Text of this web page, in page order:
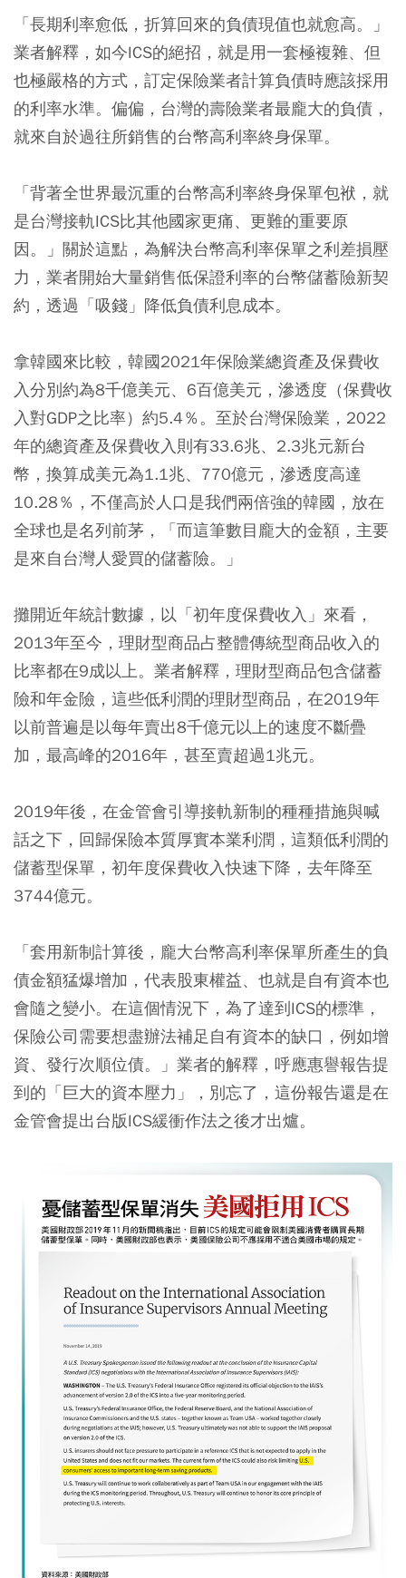
「長期利率愈低，折算回來的負債現值也就愈高。」
業者解釋，如今ICS的絕招，就是用一套極複雜、但
也極嚴格的方式，訂定保險業者計算負債時應該採用
的利率水準。偏偏，台灣的壽險業者最龐大的負債，
就來自於過往所銷售的台幣高利率終身保單。
「背著全世界最沉重的台幣高利率終身保單包袱，就
是台灣接軌ICS比其他國家更痛、更難的重要原
因。」關於這點，為解決台幣高利率保單之利差損壓
力，業者開始大量銷售低保證利率的台幣儲蓄險新契
約，透過「吸錢」降低負債利息成本。
拿韓國來比較，韓國2021年保險業總資產及保費收
入分別約為8千億美元、6百億美元，滲透度（保費收
入對GDP之比率）約5.4％。至於台灣保險業，2022
年的總資產及保費收入則有33.6兆、2.3兆元新台
幣，換算成美元為1.1兆、770億元，滲透度高達
10.28％，不僅高於人口是我們兩倍強的韓國，放在
全球也是名列前茅，「而這筆數目龐大的金額，主要
是來自台灣人愛買的儲蓄險。」
攤開近年統計數據，以「初年度保費收入」來看，
2013年至今，理財型商品占整體傳統型商品收入的
比率都在9成以上。業者解釋，理財型商品包含儲蓄
險和年金險，這些低利潤的理財型商品，在2019年
以前普遍是以每年賣出8千億元以上的速度不斷疊
加，最高峰的2016年，甚至賣超過1兆元。
2019年後，在金管會引導接軌新制的種種措施與喊
話之下，回歸保險本質厚實本業利潤，這類低利潤的
儲蓄型保單，初年度保費收入快速下降，去年降至
3744億元。
「套用新制計算後，龐大台幣高利率保單所產生的負
債金額猛爆增加，代表股東權益、也就是自有資本也
會隨之變小。在這個情況下，為了達到ICS的標準，
保險公司需要想盡辦法補足自有資本的缺口，例如增
資、發行次順位債。」業者的解釋，呼應惠譽報告提
到的「巨大的資本壓力」，別忘了，這份報告還是在
金管會提出台版ICS緩衝作法之後才出爐。